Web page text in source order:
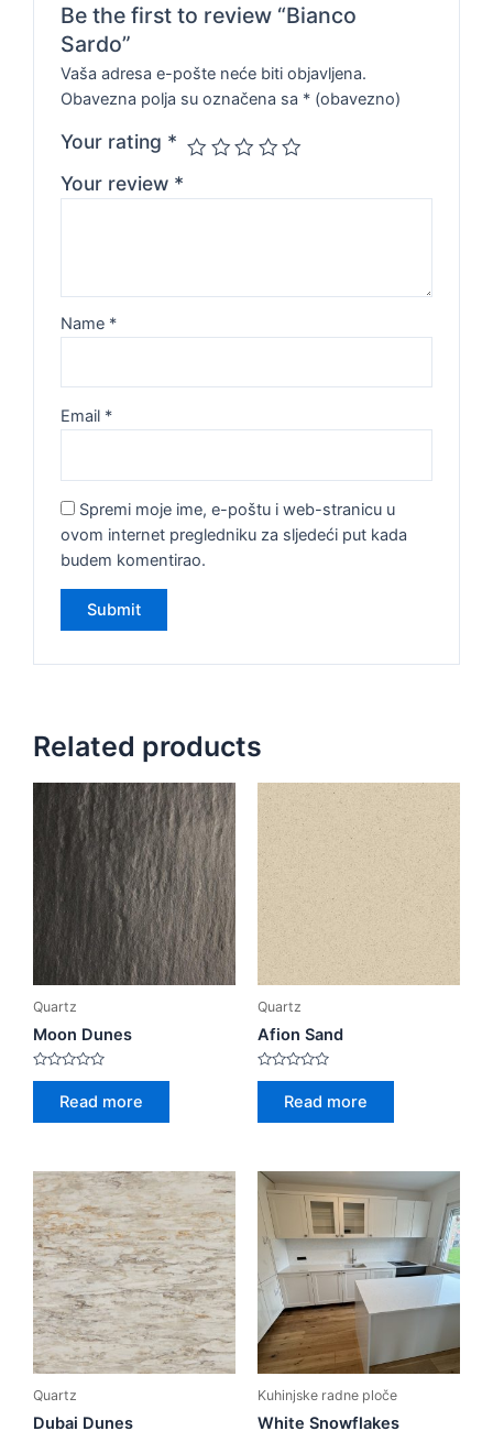
Be the first to review “Bianco
Sardo”
Vaša adresa e-pošte neće biti objavljena.
Obavezna polja su označena sa * (obavezno)
Your rating *
Your review *
Name *
Email *
Spremi moje ime, e-poštu i web-stranicu u
ovom internet pregledniku za sljedeći put kada
budem komentirao.
Related products
Quartz
Moon Dunes
Rated
Read more
Quartz
Afion Sand
Rated
Read more
Quartz
Dubai Dunes
Kuhinjske radne ploče
White Snowflakes